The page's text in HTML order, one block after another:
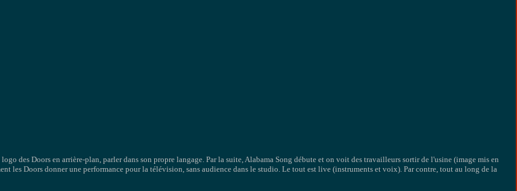
des Doors en arrière-plan, parler dans son propre langage. Par la suite, Alabama Song débute et on voit des travailleurs sortir de l'usine (image mis en
les Doors donner une performance pour la télévision, sans audience dans le studio. Le tout est live (instruments et voix). Par contre, tout au long de la